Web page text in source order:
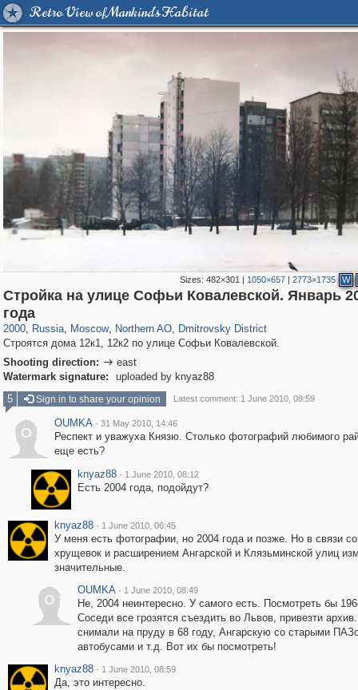
Retro View of Mankind's Habitat
Sizes:482×301 | 1050×657 |2773×1735 W
Стройка на улице Софьи Ковалевской. Январь
года
2000, Russia, Moscow
319,864
, Northern AO, Dmitrovsky District
Строятся дома 12к1, 12к2 по улице Софьи Ковалевской.
Shooting direction:  east
Watermark signature:
uploaded by knyaz88
5
Sign in to share your opinion Latest comment: 1 June 2010, 08:59
O
OUMKA · 31 May 2010, 14:46
Респект и уважуха Князю. Столько фотографий любимого
еще есть?
knyaz88 · 1 June 2010, 08:12
Есть 2004 года, подойдут?
knyaz88 · 1 June 2010, 06:45
У меня есть фотографии, но 2004 года и позже. Но в связи
хрущевок и расширением Ангарской и Клязьминской улиц
значительные.
O
OUMKA · 1 June 2010, 08:49
Не, 2004 неинтересно. У самого есть. Посмотреть бы
Соседи все грозятся съездить во Львов, привезти
снимали на пруду в 68 году, Ангарскую со старыми
автобусами и т.д. Вот их бы посмотреть!
knyaz88 · 1 June 2010, 08:59
Да, это интересно.